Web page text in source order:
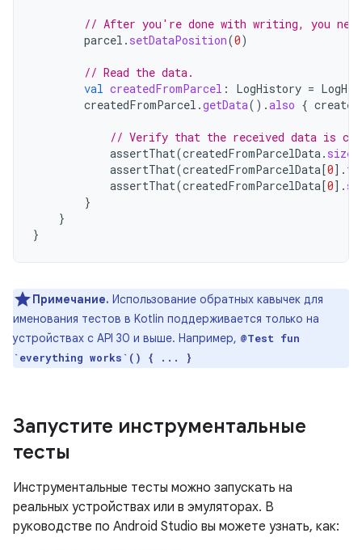
// After you're done with writing, you
parcel . setDataPosition(0)
// Read the data.
val createdFromParcel : LogHistory =
createdFromParcel .getData().also {
// Verify that the received data is
assertThat(createdFromParcelData. size
assertThat(createdFromParcelData[0] .
assertThat(createdFromParcelData[0] .
}
}
}
Примечание. Использование обратных кавычек для
именования тестов в Kotlin поддерживается только на
устройствах с API 30 и выше. Например, @Test fun
`everything works`() { ... }
Запустите инструментальные
тесты
Инструментальные тесты можно запускать на
реальных устройствах или в эмуляторах. В
руководстве по Android Studio вы можете узнать, как: